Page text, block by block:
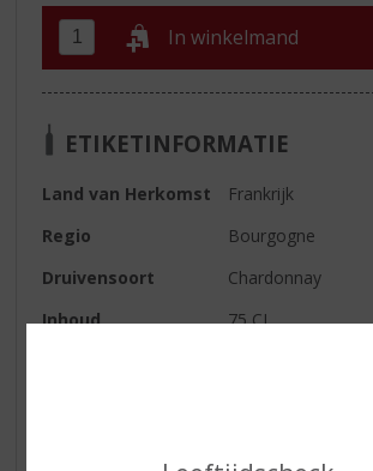
In winkelmand
ETIKETINFORMATIE
Land van Herkomst
Frankrijk
Regio
Bourgogne
Druivensoort
Chardonnay
Inhoud
75 CL